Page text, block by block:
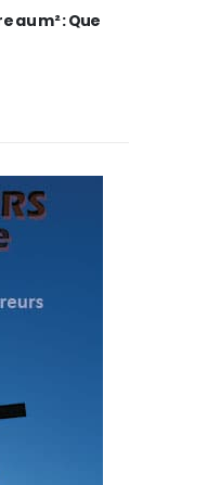
au m² : Que